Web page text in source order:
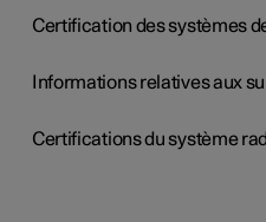
Certification des systèmes
Certifications du système